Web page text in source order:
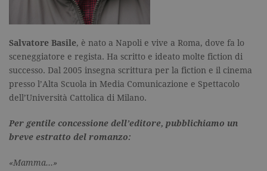
Salvatore Basile, è nato a Napoli e vive a Roma, dove fa lo
sceneggiatore e regista. Ha scritto e ideato molte fiction di
successo. Dal 2005 insegna scrittura per la fiction e il cinema
presso l’Alta Scuola in Media Comunicazione e Spettacolo
dell’Università Cattolica di Milano.
Per gentile concessione dell’editore, pubblichiamo un
breve estratto del romanzo:
«Mamma…»